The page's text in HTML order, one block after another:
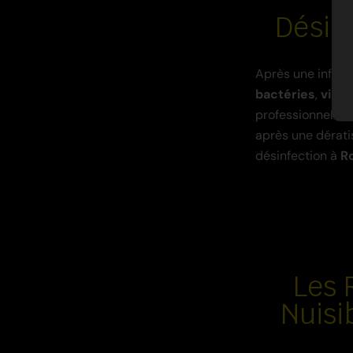
Après une
bactéries, virus
professionnels
après une
désinfection à
Les